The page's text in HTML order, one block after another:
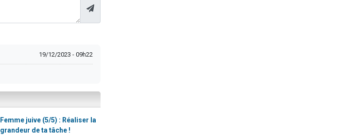
19/12/2023 - 09h22
Femme juive (5/5) : Réaliser la
grandeur de ta tâche !